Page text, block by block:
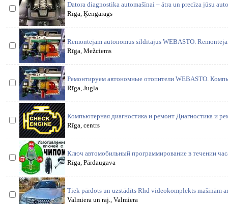
Datora diagnostika automašīnai – ātra un precīza jūsu
Rīga, Ķengarags
Remontējam autonomus sildītājus WEBASTO.
Rīga, Mežciems
Ремонтируем автономные отопители WEBASTO.
Rīga, Jugla
Компьютерная диагностика и ремонт Диагностика и
Rīga, centrs
Ключ автомобильный программирование в течении
Rīga, Pārdaugava
Tiek pārdots un uzstādīts Rhd videokomplekts mašīnām
Valmiera un raj., Valmiera